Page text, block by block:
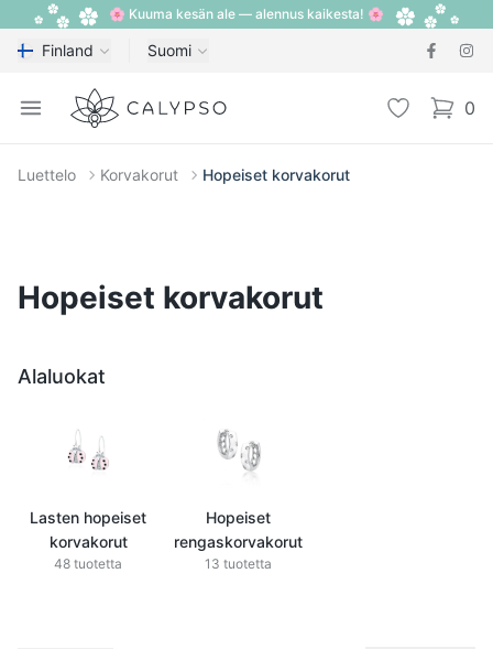
🌸 Kuuma kesän ale — alennus kaikesta! 🌸
Finland Suomi
Open menu
Calypso Toivelista 0
items
Luettelo Korvakorut Hopeiset korvakorut
Hopeiset korvakorut
Alaluokat
Lasten hopeiset
korvakorut
48 tuotetta
Hopeiset
rengaskorvakorut
13 tuotetta